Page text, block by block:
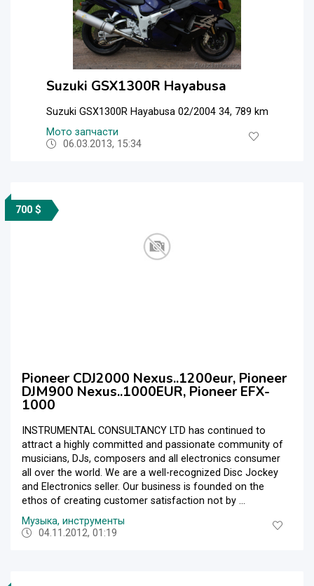
Suzuki GSX1300R Hayabusa
Suzuki GSX1300R Hayabusa 02/2004 34, 789 km
Мото запчасти
06.03.2013, 15:34
700 $
Pioneer CDJ2000 Nexus..1200eur, Pioneer
DJM900 Nexus..1000EUR, Pioneer EFX-
1000
INSTRUMENTAL CONSULTANCY LTD has continued to
attract a highly committed and passionate community of
musicians, DJs, composers and all electronics consumer
all over the world. We are a well-recognized Disc Jockey
and Electronics seller. Our business is founded on the
ethos of creating customer satisfaction not by ...
Музыка, инструменты
04.11.2012, 01:19